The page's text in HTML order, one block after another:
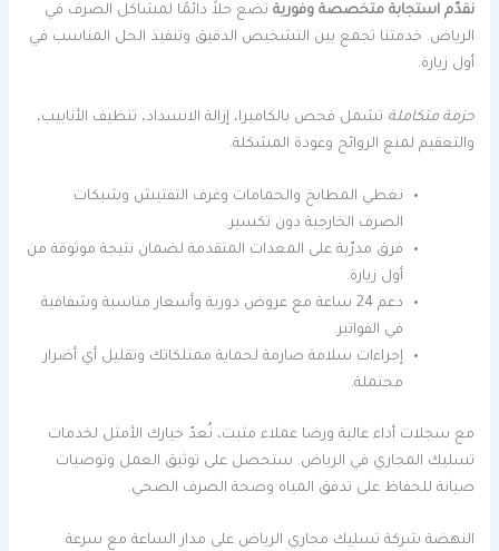
نقدّم استجابة متخصصة وفورية تضع حلاً دائمًا لمشاكل الصرف في
الرياض. خدمتنا تجمع بين التشخيص الدقيق وتنفيذ الحل المناسب في
أول زيارة.
حزمة متكاملة تشمل فحص بالكاميرا، إزالة الانسداد، تنظيف الأنابيب،
والتعقيم لمنع الروائح وعودة المشكلة.
نغطي المطابخ والحمامات وغرف التفتيش وشبكات
الصرف الخارجية دون تكسير.
فرق مدرّبة على المعدات المتقدمة لضمان نتيجة موثوقة من
أول زيارة.
دعم 24 ساعة مع عروض دورية وأسعار مناسبة وشفافية
في الفواتير.
إجراءات سلامة صارمة لحماية ممتلكاتك وتقليل أي أضرار
محتملة.
مع سجلات أداء عالية ورضا عملاء مثبت، نُعدّ خيارك الأمثل لخدمات
تسليك المجاري في الرياض. ستحصل على توثيق العمل وتوصيات
صيانة للحفاظ على تدفق المياه وصحة الصرف الصحي.
النهضة شركة تسليك مجاري الرياض على مدار الساعة مع سرعة